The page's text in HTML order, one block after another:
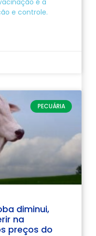
e controle.
PECUÁRIA
diminui,
na
preços do